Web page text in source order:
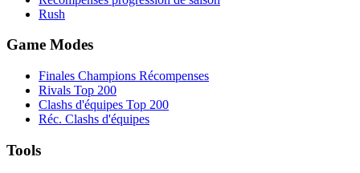
Rush
Game Modes
Finales Champions Récompenses
Rivals Top 200
Clashs d'équipes Top 200
Réc. Clashs d'équipes
Tools